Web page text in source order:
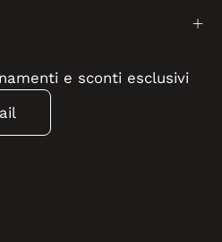
e sconti esclusivi